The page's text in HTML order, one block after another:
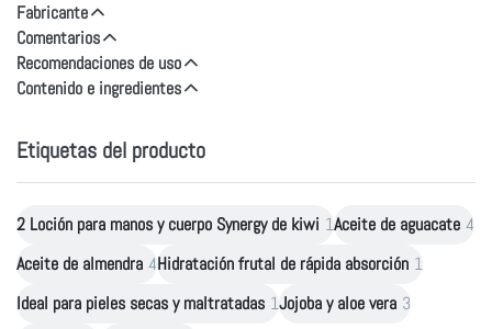
Fabricante
Comentarios
Recomendaciones de uso
Contenido e ingredientes
Etiquetas del producto
2 Loción para manos y cuerpo Synergy de kiwi 1Aceite de aguacate 4
Aceite de almendra 4Hidratación frutal de rápida absorción 1
Ideal para pieles secas y maltratadas 1Jojoba y aloe vera 3